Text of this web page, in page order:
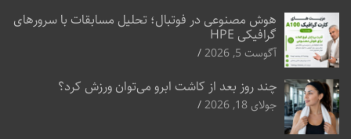
هوش مصنوعی در فوتبال؛ تحلیل مسابقات با سرورهای
گرافیکی HPE
آگوست 5, 2026
چند روز بعد از کاشت ابرو می‌توان ورزش کرد؟
جولای 18, 2026